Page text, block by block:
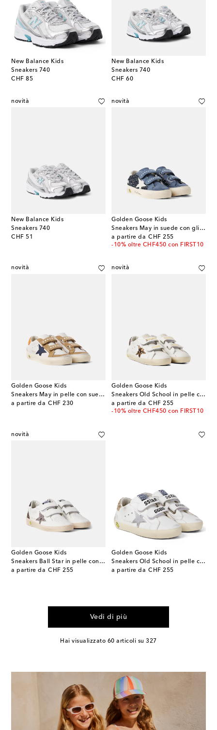
New Balance Kids
Sneakers 740
CHF 85
original price
New Balance Kids
Sneakers 740
CHF 60
original price
novità
New Balance Kids
Sneakers 740
CHF 51
original price
novità
Golden Goose Kids
Sneakers May in suede con glitter
a partire da CHF 255
original price
-10% oltre CHF450 con FIRST10
novità
Golden Goose Kids
Sneakers May in pelle con suede
a partire da CHF 230
original price
novità
Golden Goose Kids
Sneakers Old School in pelle con glitter
a partire da CHF 255
original price
-10% oltre CHF450 con FIRST10
novità
Golden Goose Kids
Sneakers Ball Star in pelle con glitter
a partire da CHF 255
original price
Golden Goose Kids
Sneakers Old School in pelle con paillettes
a partire da CHF 255
original price
Vedi di più
Hai visualizzato 60 articoli su 327